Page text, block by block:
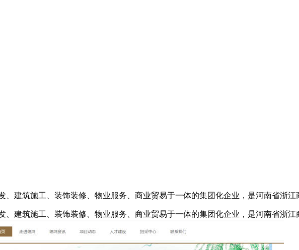
、建筑施工、装饰装修、物业服务、商业贸易于一体的集团化企业，是河南省浙江
建筑施工、装饰装修、物业服务、商业贸易于一体的集团化企业，是河南省浙江